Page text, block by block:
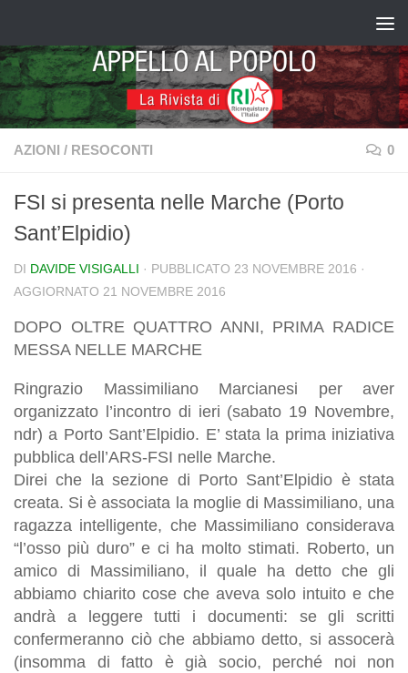
AZIONI / RESOCONTI 0
FSI si presenta nelle Marche (Porto
Sant’Elpidio)
DI DAVIDE VISIGALLI · PUBBLICATO 23 NOVEMBRE 2016 ·
AGGIORNATO 21 NOVEMBRE 2016
DOPO OLTRE QUATTRO ANNI, PRIMA RADICE
MESSA NELLE MARCHE
Ringrazio Massimiliano Marcianesi per aver
organizzato l’incontro di ieri (sabato 19 Novembre,
ndr) a Porto Sant’Elpidio. E’ stata la prima iniziativa
pubblica dell’ARS-FSI nelle Marche.
Direi che la sezione di Porto Sant’Elpidio è stata
creata. Si è associata la moglie di Massimiliano, una
ragazza intelligente, che Massimiliano considerava
“l’osso più duro” e ci ha molto stimati. Roberto, un
amico di Massimiliano, il quale ha detto che gli
abbiamo chiarito cose che aveva solo intuito e che
andrà a leggere tutti i documenti: se gli scritti
confermeranno ciò che abbiamo detto, si assocerà
(insomma di fatto è già socio, perché noi non